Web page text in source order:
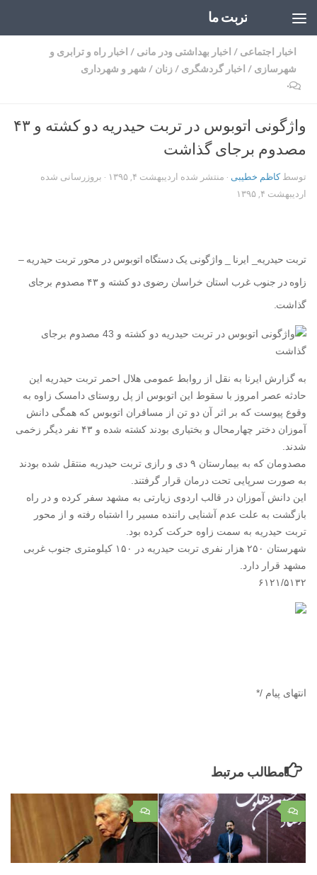
تربت ما
اخبار اجتماعی / اخبار بهداشتی ودر مانی / اخبار راه و ترابری و
شهرسازی / اخبار گردشگری /زنان / شهر و شهرداری
۰
واژگونی اتوبوس در تربت حیدریه دو کشته و ۴۳
مصدوم برجای گذاشت
توسطکاظم خطیبی · منتشر شده اردیبهشت ۴, ۱۳۹۵
· بروزرسانی شده
اردیبهشت ۴, ۱۳۹۵
تربت حیدریه_ ایرنا _ واژگونی یک دستگاه اتوبوس در محور تربت حیدریه –
زاوه در جنوب غرب استان خراسان رضوی دو کشته و ۴۳ مصدوم برجای
گذاشت.
به گزارش ایرنا به نقل از روابط عمومی هلال احمر تربت حیدریه این
حادثه عصر امروز با سقوط این اتوبوس از پل روستای دامسک زاوه به
وقوع پیوست که بر اثر آن دو تن از مسافران اتوبوس که همگی دانش
آموزان دختر چهارمحال و بختیاری بودند کشته شده و ۴۳ نفر دیگر زخمی
شدند.
مصدومان که به بیمارستان ۹ دی و رازی تربت حیدریه منتقل شده بودند
به صورت سرپایی تحت درمان قرار گرفتند.
این دانش آموزان در قالب اردوی زیارتی به مشهد سفر کرده و در راه
بازگشت به علت عدم آشنایی راننده مسیر را اشتباه رفته و از محور
تربت حیدریه به سمت زاوه حرکت کرده بود.
شهرستان ۲۵۰ هزار نفری تربت حیدریه در ۱۵۰ کیلومتری جنوب غربی
مشهد قرار دارد.
۶۱۲۱/۵۱۳۲
انتهای پیام /*
مطالب مرتبط
۰ ۰